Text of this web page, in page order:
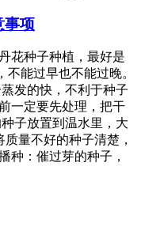
事项
花种子种植，最好是
能过早也不能过晚。
发的快，不利于种子
一定要先处理，把干
子放置到温水里，大
量不好的种子清楚，
种：催过芽的种子，